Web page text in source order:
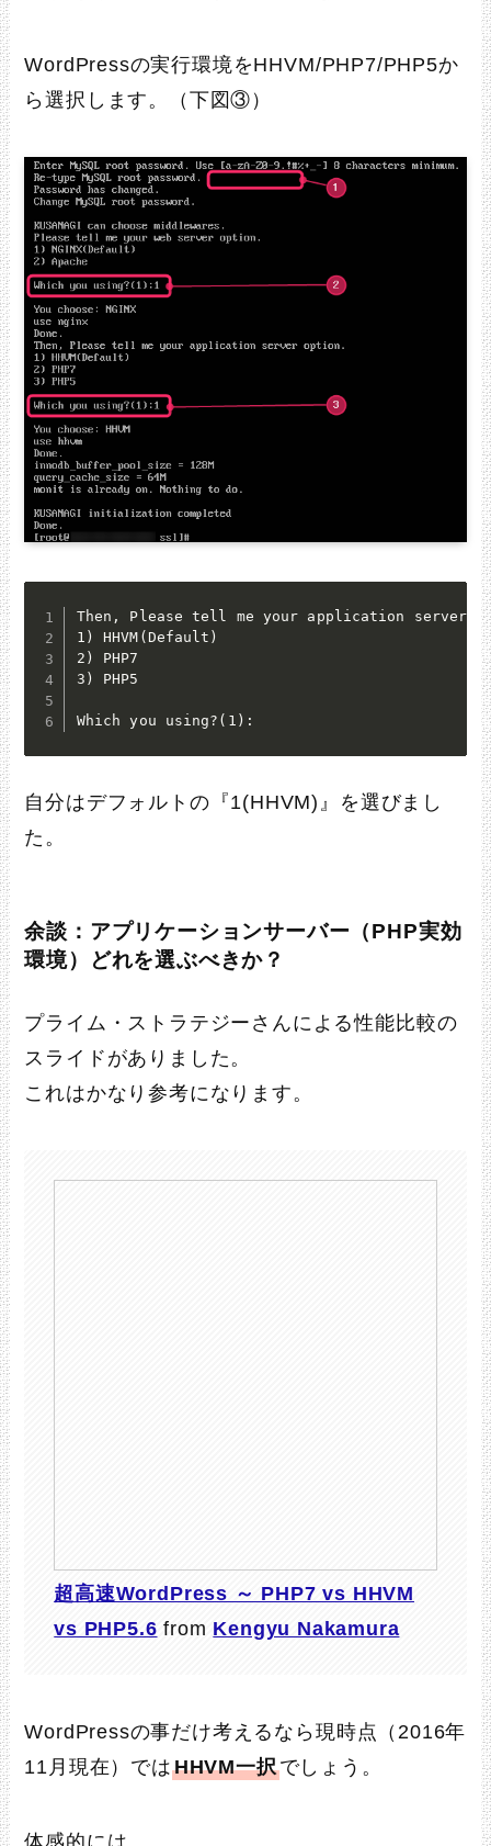
WordPressの実行環境をHHVM/PHP7/PHP5か
ら選択します。（下図③）
Then, Please tell me your application server
1) HHVM(Default)
2) PHP7
3) PHP5
Which you using?(1):
自分はデフォルトの『1(HHVM)』を選びまし
た。
余談：アプリケーションサーバー（PHP実効
環境）どれを選ぶべきか？
プライム・ストラテジーさんによる性能比較の
スライドがありました。
これはかなり参考になります。
超高速WordPress ～ PHP7 vs HHVM
vs PHP5.6 from Kengyu Nakamura
WordPressの事だけ考えるなら現時点（2016年
11月現在）ではHHVM一択でしょう。